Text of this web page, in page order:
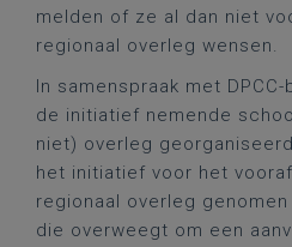
melden of ze al dan niet
regionaal overleg wensen.
In samenspraak met DPCC-
de initiatief nemende
niet) overleg
het initiatief voor het
regionaal overleg
die overweegt om een